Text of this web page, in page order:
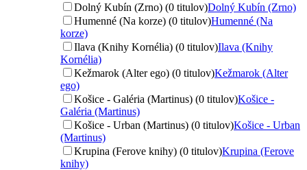
Dolný Kubín (Zrno) (0 titulov)Dolný Kubín (Zrno)
Humenné (Na korze) (0 titulov)Humenné (Na
korze)
Ilava (Knihy Kornélia) (0 titulov)Ilava (Knihy
Kornélia)
Kežmarok (Alter ego) (0 titulov)Kežmarok (Alter
ego)
Košice - Galéria (Martinus) (0 titulov)Košice -
Galéria (Martinus)
Košice - Urban (Martinus) (0 titulov)Košice - Urban
(Martinus)
Krupina (Ferove knihy) (0 titulov)Krupina (Ferove
knihy)